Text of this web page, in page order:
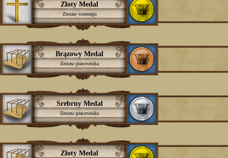
Złoty Medal
Zestaw wiernego
Brązowy Medal
Zestaw pracownika
Srebrny Medal
Zestaw pracownika
Złoty Medal